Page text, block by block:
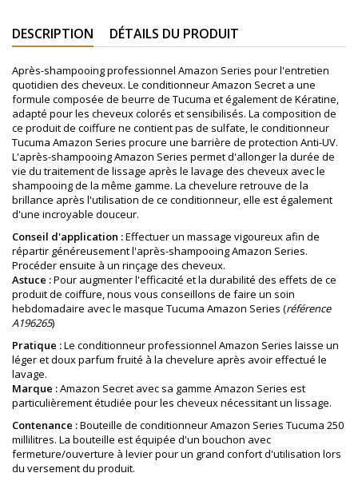
DESCRIPTION DÉTAILS DU PRODUIT
Après-shampooing professionnel Amazon Series pour l'entretien
quotidien des cheveux. Le conditionneur Amazon Secret a une
formule composée de beurre de Tucuma et également de Kératine,
adapté pour les cheveux colorés et sensibilisés. La composition de
ce produit de coiffure ne contient pas de sulfate, le conditionneur
Tucuma Amazon Series procure une barrière de protection Anti-UV.
L'après-shampooing Amazon Series permet d'allonger la durée de
vie du traitement de lissage après le lavage des cheveux avec le
shampooing de la même gamme. La chevelure retrouve de la
brillance après l'utilisation de ce conditionneur, elle est également
d'une incroyable douceur.
Conseil d'application :Effectuer un massage vigoureux afin de
répartir généreusement l'après-shampooing Amazon Series.
Procéder ensuite à un rinçage des cheveux.
Astuce :Pour augmenter l'efficacité et la durabilité des effets de ce
produit de coiffure, nous vous conseillons de faire un soin
hebdomadaire avec le masque Tucuma Amazon Series (référence
A196265)
Pratique :Le conditionneur professionnel Amazon Series laisse un
léger et doux parfum fruité à la chevelure après avoir effectué le
lavage.
Marque :Amazon Secret avec sa gamme Amazon Series est
particulièrement étudiée pour les cheveux nécessitant un lissage.
Contenance :Bouteille de conditionneur Amazon Series Tucuma 250
millilitres. La bouteille est équipée d'un bouchon avec
fermeture/ouverture à levier pour un grand confort d'utilisation lors
du versement du produit.